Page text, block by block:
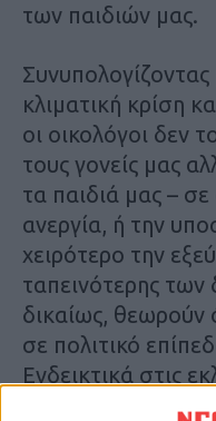
των παιδιών μας.
κλιματική κρίση
οι οικολόγοι δεν
τους γονείς μας
τα παιδιά μας –
ανεργία, ή την
χειρότερο την
ταπεινότερης των
δικαίως, θεωρούν
σε πολιτικό
Ενδεικτικά στις
μόλις το 20%